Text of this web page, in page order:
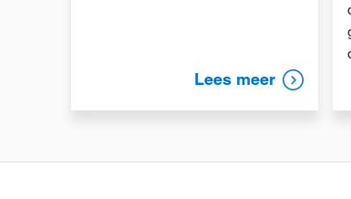
Lees meer